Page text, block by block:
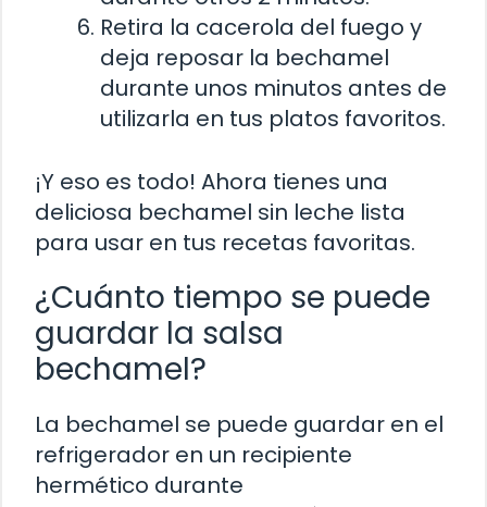
Retira la cacerola del fuego y
deja reposar la bechamel
durante unos minutos antes de
utilizarla en tus platos favoritos.
¡Y eso es todo! Ahora tienes una
deliciosa bechamel sin leche lista
para usar en tus recetas favoritas.
¿Cuánto tiempo se puede
guardar la salsa
bechamel?
La bechamel se puede guardar en el
refrigerador en un recipiente
hermético durante